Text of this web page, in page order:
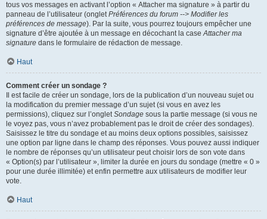
tous vos messages en activant l’option « Attacher ma signature » à partir du
panneau de l’utilisateur (ongletPréférences du forum --> Modifier les
préférences de message). Par la suite, vous pourrez toujours empêcher une
signature d’être ajoutée à un message en décochant la caseAttacher ma
signature dans le formulaire de rédaction de message.
Haut
Comment créer un sondage ?
Il est facile de créer un sondage, lors de la publication d’un nouveau sujet ou
la modification du premier message d’un sujet (si vous en avez les
permissions), cliquez sur l’ongletSondage sous la partie message (si vous ne
le voyez pas, vous n’avez probablement pas le droit de créer des sondages).
Saisissez le titre du sondage et au moins deux options possibles, saisissez
une option par ligne dans le champ des réponses. Vous pouvez aussi indiquer
le nombre de réponses qu’un utilisateur peut choisir lors de son vote dans
« Option(s) par l’utilisateur », limiter la durée en jours du sondage (mettre « 0 »
pour une durée illimitée) et enfin permettre aux utilisateurs de modifier leur
vote.
Haut